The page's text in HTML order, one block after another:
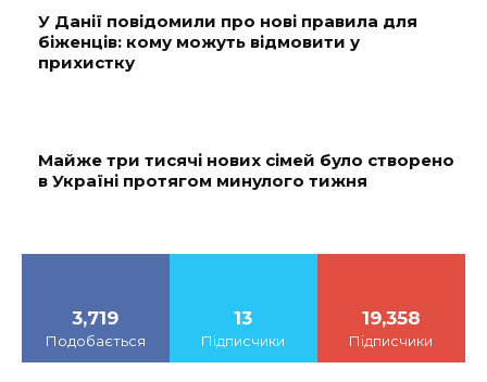
У Данії повідомили про нові правила для
біженців: кому можуть відмовити у
прихистку
Майже три тисячі нових сімей було створено
в Україні протягом минулого тижня
3,719
Подобається
13
Підписчики
19,358
Підписчики